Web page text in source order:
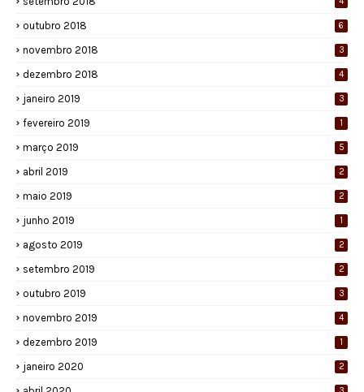
outubro 2018 6
novembro 2018 3
dezembro 2018 4
janeiro 2019 3
fevereiro 2019 1
março 2019 5
abril 2019 2
maio 2019 2
junho 2019 1
agosto 2019 2
setembro 2019 2
outubro 2019 3
novembro 2019 4
dezembro 2019 1
janeiro 2020 2